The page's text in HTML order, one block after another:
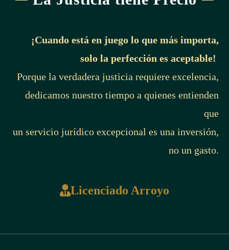
¡Cuando está en juego lo que más importa,
solo la perfección es aceptable!
Porque la verdadera justicia requiere excelencia,
dedicamos nuestro tiempo a quienes entienden
que
un servicio jurídico excepcional es una inversión,
no un gasto.
Licenciado Arroyo